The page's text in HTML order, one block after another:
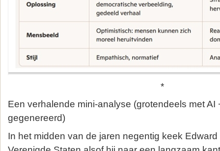
*
Een verhalende mini‑analyse (grotendeels met AI
gegenereerd)
In het midden van de jaren negentig keek